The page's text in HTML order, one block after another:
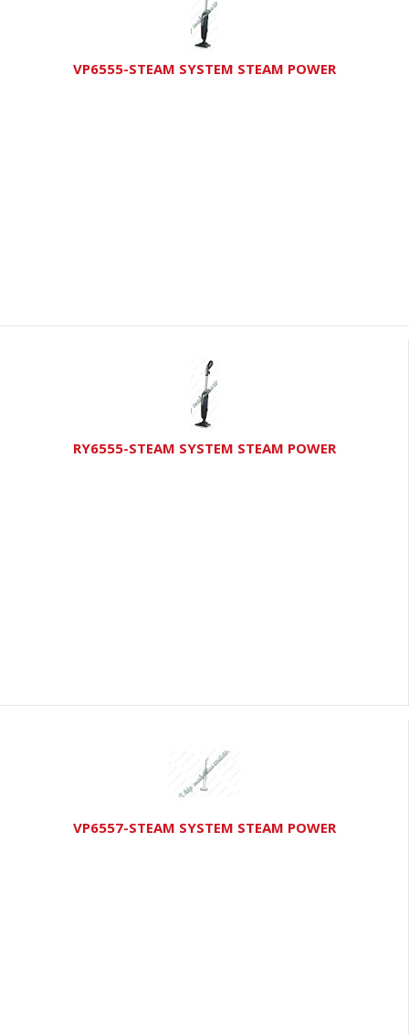
VP6555-STEAM SYSTEM STEAM POWER
RY6555-STEAM SYSTEM STEAM POWER
VP6557-STEAM SYSTEM STEAM POWER